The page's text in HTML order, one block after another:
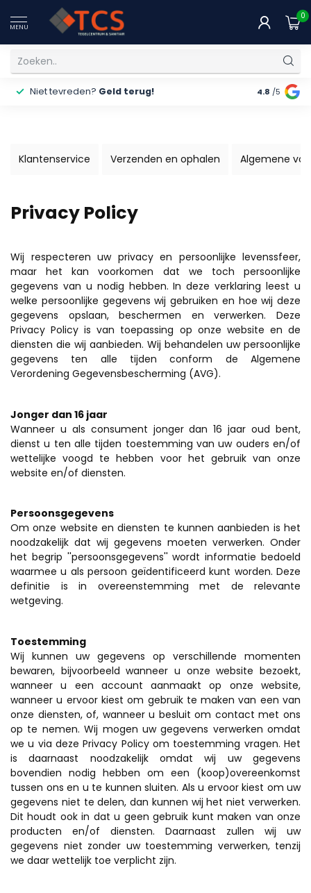
MENU
0
Niet tevreden? Geld terug! Gratis
4.8 /5
Klantenservice Verzenden en ophalen Algemene
Privacy Policy
Wij respecteren uw privacy en persoonlijke levenssfeer,
maar het kan voorkomen dat we toch persoonlijke
gegevens van u nodig hebben. In deze verklaring leest u
welke persoonlijke gegevens wij gebruiken en hoe wij deze
gegevens opslaan, beschermen en verwerken. Deze
Privacy Policy is van toepassing op onze website en de
diensten die wij aanbieden. Wij behandelen uw persoonlijke
gegevens ten alle tijden conform de Algemene
Verordening Gegevensbescherming (AVG).
Jonger dan 16 jaar
Wanneer u als consument jonger dan 16 jaar oud bent,
dienst u ten alle tijden toestemming van uw ouders en/of
wettelijke voogd te hebben voor het gebruik van onze
website en/of diensten.
Persoonsgegevens
Om onze website en diensten te kunnen aanbieden is het
noodzakelijk dat wij gegevens moeten verwerken. Onder
het begrip ''persoonsgegevens'' wordt informatie bedoeld
waarmee u als persoon geïdentificeerd kunt worden. Deze
definitie is in overeenstemming met de relevante
wetgeving.
Toestemming
Wij kunnen uw gegevens op verschillende momenten
bewaren, bijvoorbeeld wanneer u onze website bezoekt,
wanneer u een account aanmaakt op onze website,
wanneer u ervoor kiest om gebruik te maken van een van
onze diensten, of, wanneer u besluit om contact met ons
op te nemen. Wij mogen uw gegevens verwerken omdat
we u via deze Privacy Policy om toestemming vragen. Het
is daarnaast noodzakelijk omdat wij uw gegevens
bovendien nodig hebben om een (koop)overeenkomst
tussen ons en u te kunnen sluiten. Als u ervoor kiest om uw
gegevens niet te delen, dan kunnen wij het niet verwerken.
Dit houdt ook in dat u geen gebruik kunt maken van onze
producten en/of diensten. Daarnaast zullen wij uw
gegevens niet zonder uw toestemming verwerken, tenzij
we daar wettelijk toe verplicht zijn.